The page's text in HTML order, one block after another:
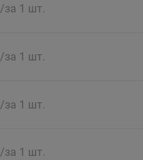
/за 1 шт.
/за 1 шт.
/за 1 шт.
/за 1 шт.